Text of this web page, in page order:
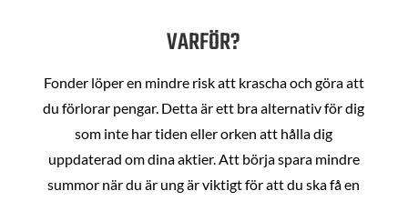
VARFÖR?
Fonder löper en mindre risk att krascha och göra att
du förlorar pengar. Detta är ett bra alternativ för dig
som inte har tiden eller orken att hålla dig
uppdaterad om dina aktier. Att börja spara mindre
summor när du är ung är viktigt för att du ska få en